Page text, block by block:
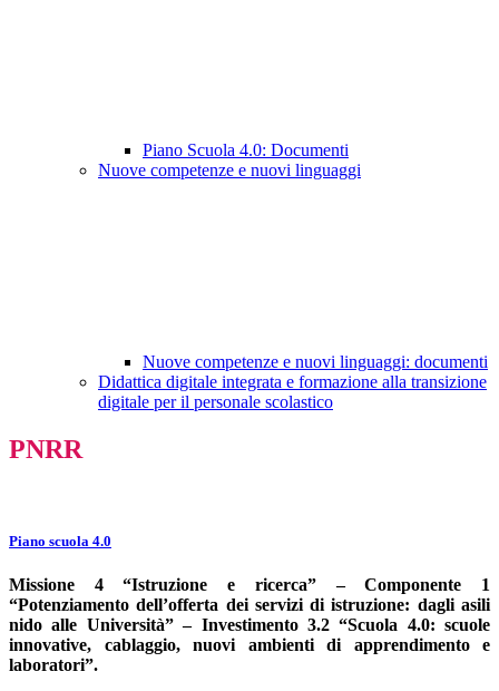
Piano Scuola 4.0: Documenti
Nuove competenze e nuovi linguaggi
Nuove competenze e nuovi linguaggi: documenti
Didattica digitale integrata e formazione alla transizione
digitale per il personale scolastico
PNRR
Piano scuola 4.0
Missione 4 “Istruzione e ricerca” – Componente 1
“Potenziamento dell’offerta dei servizi di istruzione: dagli asili
nido alle Università” – Investimento 3.2 “Scuola 4.0: scuole
innovative, cablaggio, nuovi ambienti di apprendimento e
laboratori”.